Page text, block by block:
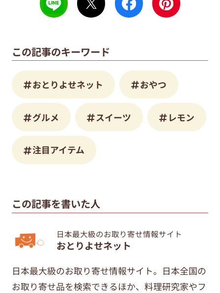
この記事のキーワード
おとりよせネット おやつ
グルメ スイーツ レモン
注目アイテム
この記事を書いた人
日本最大級のお取り寄せ情報サイト
おとりよせネット
日本最大級のお取り寄せ情報サイト。日本全国の
お取り寄せ品を検索できるほか、料理研究家やフ